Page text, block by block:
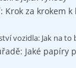
Krok za krokem
vozidla: Jak na to
Jaké papíry